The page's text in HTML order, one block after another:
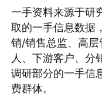
一手资料来源于研
取的一手信息数据
销/销售总监、高
人、下游客户、分
调研部分的一手信
费群体。